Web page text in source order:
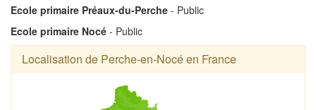
Ecole primaire Préaux-du-Perche - Public
Ecole primaire Nocé - Public
Localisation de Perche-en-Nocé en France